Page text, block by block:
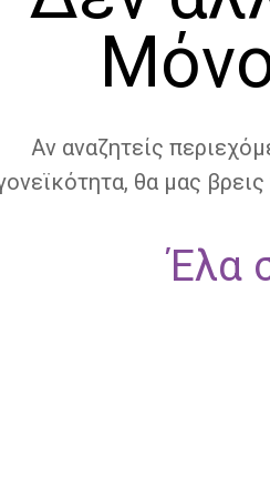
Αν αναζητείς
θα μας
Έλα